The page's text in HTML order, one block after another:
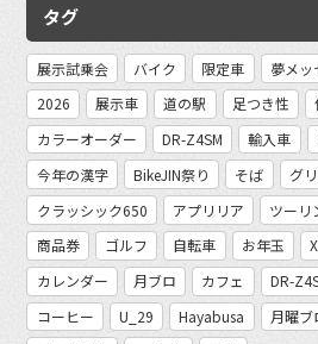
タグ
展示試乗会 バイク 限定車 夢メッ
2026
展示車 道の駅 足つき性
カラーオーダー
DR-Z4SM 輸入車
今年の漢字
BikeJIN祭り そば グ
クラッシック650
アプリリア ツーリ
商品券
ゴルフ 自転車 お年玉
カレンダー
月ブロ カフェ DR-
コーヒー
U_29 Hayabusa 月曜ブ